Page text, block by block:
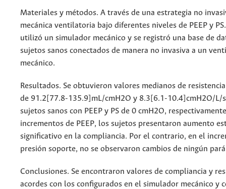
Materiales y métodos. A través de una estrategia no
mecánica ventilatoria bajo diferentes niveles de PEEP y
utilizó un simulador mecánico y se registró una base de
sujetos sanos conectados de manera no invasiva a un
mecánico.
Resultados. Se obtuvieron valores medianos de
de 91.2[77.8-135.9]mL/cmH2O y 8.3[6.1-10.4]cmH2O/L/
sujetos sanos con PEEP y PS de 0 cmH2O,
incrementos de PEEP, los sujetos presentaron aumento
significativo en la compliancia. Por el contrario, en el
presión soporte, no se observaron cambios de ningún
Conclusiones. Se encontraron valores de compliancia y
acordes con los configurados en el simulador mecánico y